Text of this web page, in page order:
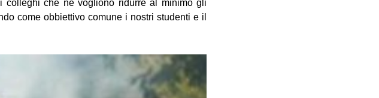
colleghi che ne vogliono ridurre al minimo gli
come obbiettivo comune i nostri studenti e il